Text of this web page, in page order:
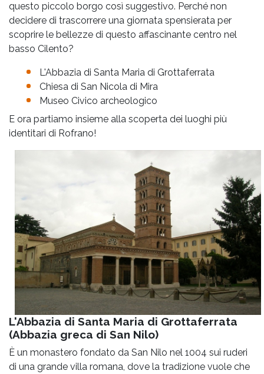
questo piccolo borgo così suggestivo. Perché non
decidere di trascorrere una giornata spensierata per
scoprire le bellezze di questo affascinante centro nel
basso Cilento?
L'Abbazia di Santa Maria di Grottaferrata
Chiesa di San Nicola di Mira
Museo Civico archeologico
E ora partiamo insieme alla scoperta dei luoghi più
identitari di Rofrano!
L'Abbazia di Santa Maria di Grottaferrata
(Abbazia greca di San Nilo)
È un monastero fondato da San Nilo nel 1004 sui ruderi
di una grande villa romana, dove la tradizione vuole che